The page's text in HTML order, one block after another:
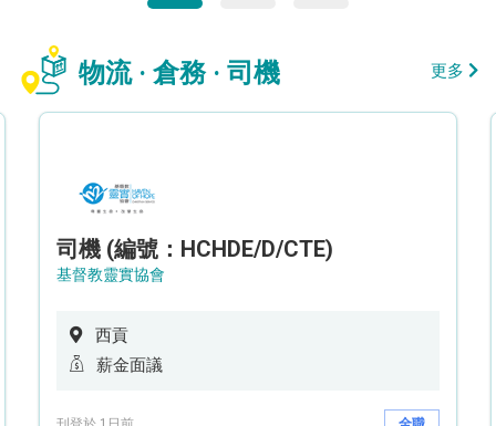
物流 · 倉務 · 司機 更多
司機 (編號：HCHDE/D/CTE)
基督教靈實協會
西貢
薪金面議